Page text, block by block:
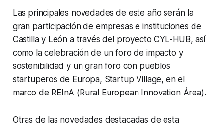
Las principales novedades de este año serán la
gran participación de empresas e instituciones de
Castilla y León a través del proyecto CYL-HUB, así
como la celebración de un foro de impacto y
sostenibilidad y un gran foro con pueblos
startuperos de Europa, Startup Village, en el
marco de REInA (Rural European Innovation Área).
Otras de las novedades destacadas de esta